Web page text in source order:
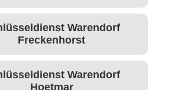
Warendorf
Freckenhorst
Warendorf
Hoetmar